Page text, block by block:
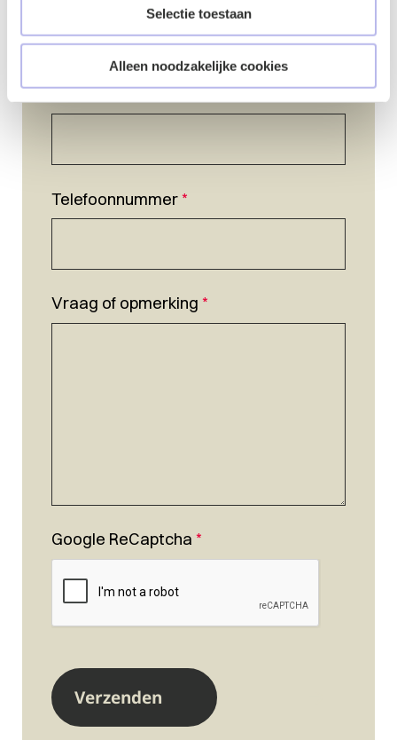
Selectie toestaan
Alleen noodzakelijke cookies
E-mailadres*
Telefoonnummer*
Vraag of opmerking *
Google ReCaptcha *